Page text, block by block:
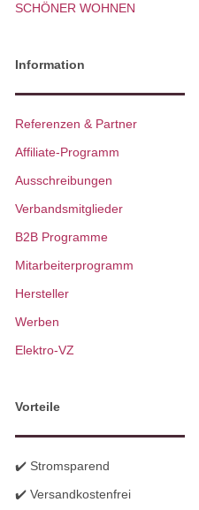
SCHÖNER WOHNEN
Information
Referenzen & Partner
Affiliate-Programm
Ausschreibungen
Verbandsmitglieder
B2B Programme
Mitarbeiterprogramm
Hersteller
Werben
Elektro-VZ
Vorteile
✔️ Stromsparend
✔️ Versandkostenfrei